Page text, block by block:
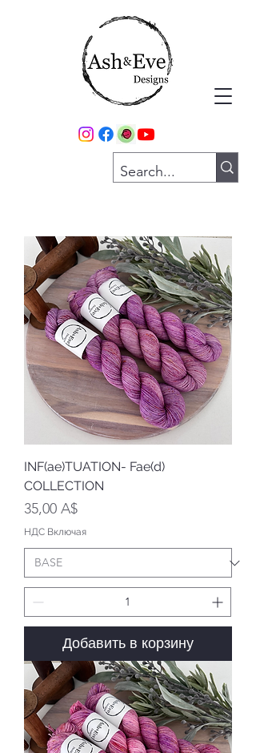
INF(ae)TUATION- Fae(d)
COLLECTION
Цена
35,00 A$
НДС Включая
Добавить в корзину